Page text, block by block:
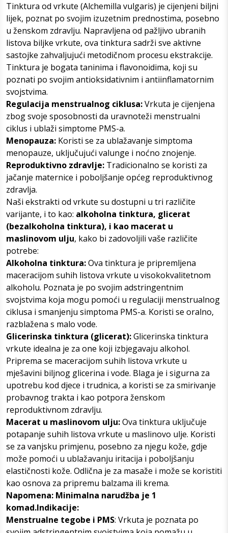
Tinktura od vrkute (Alchemilla vulgaris) je cijenjeni biljni
lijek, poznat po svojim izuzetnim prednostima, posebno
u ženskom zdravlju. Napravljena od pažljivo ubranih
listova biljke vrkute, ova tinktura sadrži sve aktivne
sastojke zahvaljujući metodičnom procesu ekstrakcije.
Tinktura je bogata taninima i flavonoidima, koji su
poznati po svojim antioksidativnim i antiinflamatornim
svojstvima.
Regulacija menstrualnog ciklusa:Vrkuta je cijenjena
zbog svoje sposobnosti da uravnoteži menstrualni
ciklus i ublaži simptome PMS-a.
Menopauza: Koristi se za ublažavanje simptoma
menopauze, uključujući valunge i noćno znojenje.
Reproduktivno zdravlje: Tradicionalno se koristi za
jačanje maternice i poboljšanje općeg reproduktivnog
zdravlja.
Naši ekstrakti od vrkute su dostupni u tri različite
varijante, i to kao: alkoholna tinktura, glicerat
(bezalkoholna tinktura), i kao macerat u
maslinovom ulju, kako bi zadovoljili vaše različite
potrebe:
Alkoholna tinktura:Ova tinktura je pripremljena
maceracijom suhih listova vrkute u visokokvalitetnom
alkoholu. Poznata je po svojim adstringentnim
svojstvima koja mogu pomoći u regulaciji menstrualnog
ciklusa i smanjenju simptoma PMS-a. Koristi se oralno,
razblažena s malo vode.
Glicerinska tinktura (glicerat):Glicerinska tinktura
vrkute idealna je za one koji izbjegavaju alkohol.
Priprema se maceracijom suhih listova vrkute u
mješavini biljnog glicerina i vode. Blaga je i sigurna za
upotrebu kod djece i trudnica, a koristi se za smirivanje
probavnog trakta i kao potpora ženskom
reproduktivnom zdravlju.
Macerat u maslinovom ulju:Ova tinktura uključuje
potapanje suhih listova vrkute u maslinovo ulje. Koristi
se za vanjsku primjenu, posebno za njegu kože, gdje
može pomoći u ublažavanju iritacija i poboljšanju
elastičnosti kože. Odlična je za masaže i može se koristiti
kao osnova za pripremu balzama ili krema.
Napomena: Minimalna narudžba je 1
komad.Indikacije:
Menstrualne tegobe i PMS: Vrkuta je poznata po